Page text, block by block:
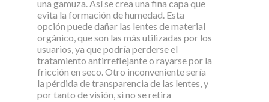
una gamuza. Así se crea una fina capa que
evita la formación de humedad. Esta
opción puede dañar las lentes de material
orgánico, que son las más utilizadas por los
usuarios, ya que podría perderse el
tratamiento antirreflejante o rayarse por la
fricción en seco. Otro inconveniente sería
la pérdida de transparencia de las lentes, y
por tanto de visión, si no se retira